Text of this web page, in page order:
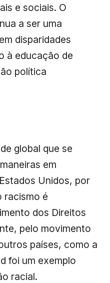
e sociais. O
a ser uma
disparidades
à educação de
política
global que se
em
Unidos, por
racismo é
dos Direitos
pelo movimento
países, como a
foi um exemplo
racial.